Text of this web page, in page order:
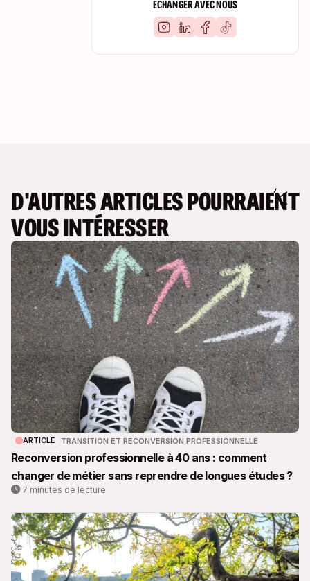
ÉCHANGER AVEC NOUS
D'AUTRES ARTICLES POURRAIENT
VOUS INTÉRESSER
ARTICLE TRANSITION ET RECONVERSION PROFESSIONNELLE
Reconversion professionnelle à 40 ans : comment
changer de métier sans reprendre de longues études ?
7 minutes de lecture